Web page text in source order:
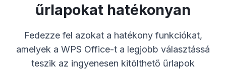
űrlapokat hatékonyan
Fedezze fel azokat a hatékony funkciókat,
amelyek a WPS Office-t a legjobb választássá
teszik az ingyenesen kitölthető űrlapok